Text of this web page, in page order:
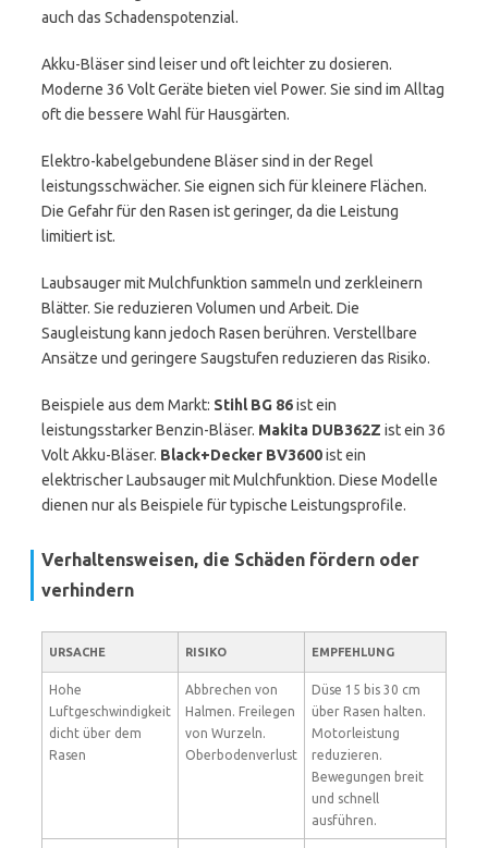
auch das Schadenspotenzial.
Akku-Bläser sind leiser und oft leichter zu dosieren.
Moderne 36 Volt Geräte bieten viel Power. Sie sind im Alltag
oft die bessere Wahl für Hausgärten.
Elektro-kabelgebundene Bläser sind in der Regel
leistungsschwächer. Sie eignen sich für kleinere Flächen.
Die Gefahr für den Rasen ist geringer, da die Leistung
limitiert ist.
Laubsauger mit Mulchfunktion sammeln und zerkleinern
Blätter. Sie reduzieren Volumen und Arbeit. Die
Saugleistung kann jedoch Rasen berühren. Verstellbare
Ansätze und geringere Saugstufen reduzieren das Risiko.
Beispiele aus dem Markt: Stihl BG 86ist ein
leistungsstarker Benzin-Bläser. Makita DUB362Z ist ein 36
Volt Akku-Bläser. Black+Decker BV3600ist ein
elektrischer Laubsauger mit Mulchfunktion. Diese Modelle
dienen nur als Beispiele für typische Leistungsprofile.
Verhaltensweisen, die Schäden fördern oder
verhindern
URSACHE RISIKO EMPFEHLUNG
Hohe
Luftgeschwindigkeit
dicht über dem
Rasen
Abbrechen von
Halmen. Freilegen
von Wurzeln.
Oberbodenverlust
Düse 15 bis 30 cm
über Rasen halten.
Motorleistung
reduzieren.
Bewegungen breit
und schnell
ausführen.